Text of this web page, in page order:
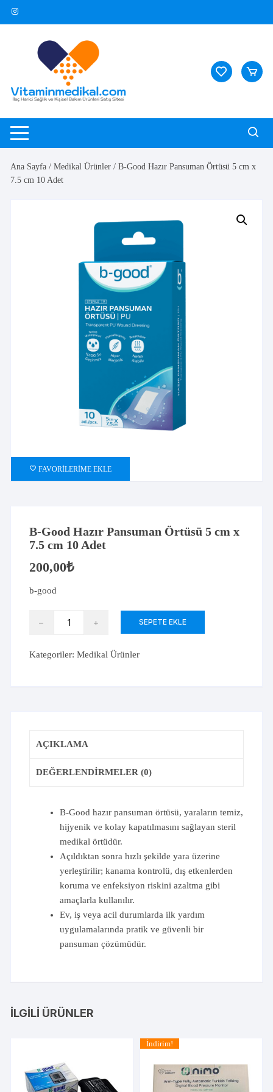
Skip
Ana Sayfa /Medikal Ürünler / B-Good Hazır Pansuman Örtüsü 5 cm x
7.5 cm 10 Adet
FAVORILERIME EKLE
B-Good Hazır Pansuman Örtüsü 5 cm x
7.5 cm 10 Adet
200,00₺
b-good
Pansuman
cm
Adet
SEPETE EKLE
Kategoriler:Medikal Ürünler
AÇIKLAMA
DEĞERLENDIRMELER (0)
B-Good hazır pansuman örtüsü, yaraların temiz,
hijyenik ve kolay kapatılmasını sağlayan steril
medikal örtüdür.
Açıldıktan sonra hızlı şekilde yara üzerine
yerleştirilir; kanama kontrolü, dış etkenlerden
koruma ve enfeksiyon riskini azaltma gibi
amaçlarla kullanılır.
Ev, iş veya acil durumlarda ilk yardım
uygulamalarında pratik ve güvenli bir
pansuman çözümüdür.
İLGILI ÜRÜNLER
İndirim!